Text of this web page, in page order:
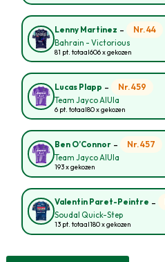
Lenny Martinez - Nr. 44
Bahrain - Victorious
81 pt. totaal606 x gekozen
Lucas Plapp - Nr. 459
Team Jayco AlUla
6 pt. totaal80 x gekozen
Ben O’Connor - Nr. 457
Team Jayco AlUla
193 x gekozen
Valentin Paret-Peintre -
Soudal Quick-Step
13 pt. totaal180 x gekozen